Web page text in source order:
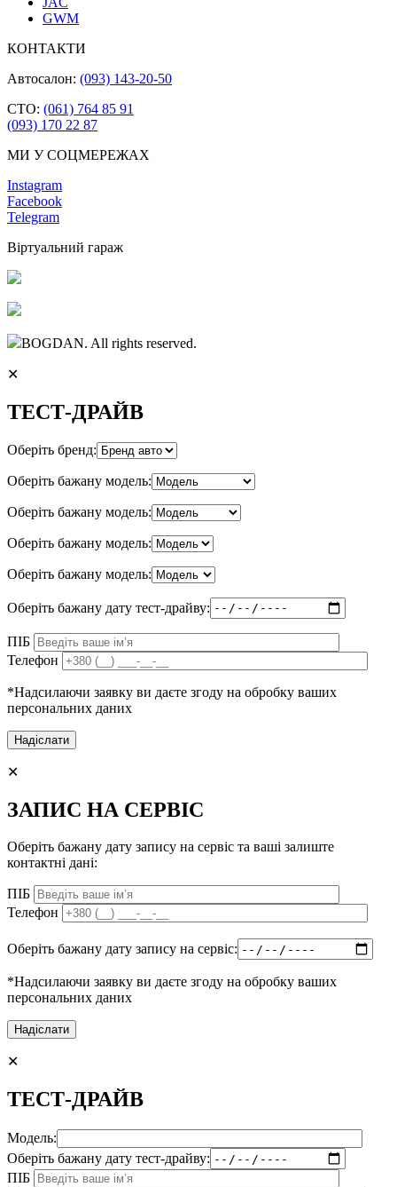
GWM
КОНТАКТИ
Автосалон: (093) 143-20-50
СТО: (061) 764 85 91
(093) 170 22 87
МИ У СОЦМЕРЕЖАХ
Instagram
Facebook
Telegram
Віртуальний гараж
BOGDAN. All rights reserved.
✕
ТЕСТ-ДРАЙВ
Оберіть бренд:
Оберіть бажану модель:
Оберіть бажану модель:
Оберіть бажану модель:
Оберіть бажану модель:
Оберіть бажану дату тест-драйву:
ПІБ
Телефон
*Надсилаючи заявку ви даєте згоду на обробку ваших
персональних даних
✕
ЗАПИС НА СЕРВІС
Оберіть бажану дату запису на сервіс та ваші залиште
контактні дані:
ПІБ
Телефон
Оберіть бажану дату запису на сервіс:
*Надсилаючи заявку ви даєте згоду на обробку ваших
персональних даних
✕
ТЕСТ-ДРАЙВ
Модель:
Оберіть бажану дату тест-драйву:
ПІБ